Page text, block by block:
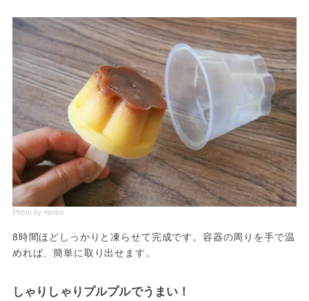
Photo by morico
8時間ほどしっかりと凍らせて完成です。容器の周りを手で温
めれば、簡単に取り出せます。
しゃりしゃりプルプルでうまい！